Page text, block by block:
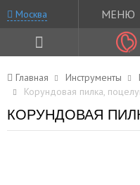
Москва МЕНЮ
Главная Инструменты
Корундовая пилка,
КОРУНДОВАЯ